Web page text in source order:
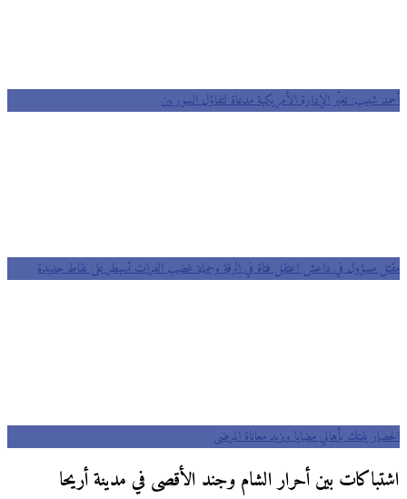
أحمد شبيب: تغيّر الإدارة الأمريكية مدعاة لتفاؤل السوريين
مقتل مسؤول في داعش اعتقل فتاة في الرقة وحملة غضب الفرات تسيطر على نقاط جديدة
الحصار يفتك بأهالي مضايا ويزيد معاناة المرضى
اشتباكات بين أحرار الشام وجند الأقصى في مدينة أريحا